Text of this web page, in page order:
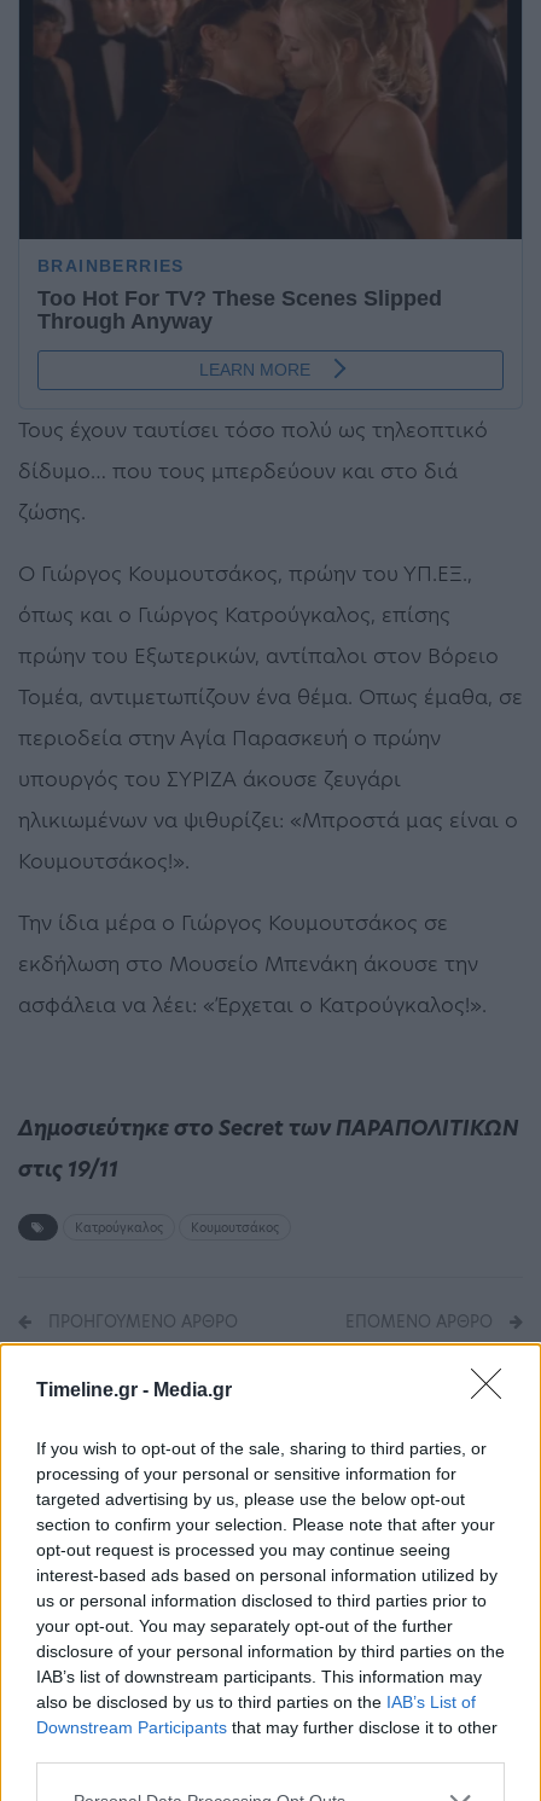
Timeline.gr - Media.gr
If you wish to opt-out of the sale, sharing to third parties, or
processing of your personal or sensitive information for
targeted advertising by us, please use the below opt-out
section to confirm your selection. Please note that after your
opt-out request is processed you may continue seeing
interest-based ads based on personal information utilized by
us or personal information disclosed to third parties prior to
your opt-out. You may separately opt-out of the further
disclosure of your personal information by third parties on the
IAB’s list of downstream participants. This information may
also be disclosed by us to third parties on the IAB’s List of
Downstream Participants that may further disclose it to other
Τους έχουν ταυτίσει τόσο πολύ ως τηλεοπτικό
δίδυμο… που τους μπερδεύουν και στο διά
ζώσης.
Ο Γιώργος Κουμουτσάκος, πρώην του ΥΠ.ΕΞ.,
όπως και ο Γιώργος Κατρούγκαλος, επίσης
πρώην του Εξωτερικών, αντίπαλοι στον Βόρειο
Τομέα, αντιμετωπίζουν ένα θέμα. Οπως έμαθα, σε
περιοδεία στην Αγία Παρασκευή ο πρώην
υπουργός του ΣΥΡΙΖΑ άκουσε ζευγάρι
ηλικιωμένων να ψιθυρίζει: «Μπροστά μας είναι ο
Κουμουτσάκος!».
Την ίδια μέρα ο Γιώργος Κουμουτσάκος σε
εκδήλωση στο Μουσείο Μπενάκη άκουσε την
ασφάλεια να λέει: «Έρχεται ο Κατρούγκαλος!».
Δημοσιεύτηκε στο Secret των ΠΑΡΑΠΟΛΙΤΙΚΩΝ
στις 19/11
Κατρούγκαλος Κουμουτσάκος
ΠΡΟΗΓΟΎΜΕΝΟ ΆΡΘΡΟ
Κολωνός: Ελεύθερος ο
39χρονος που είχε
συλληφθεί
ΕΠΌΜΕΝΟ ΆΡΘΡΟ
Εκτεταμένα επεισόδια
στην Κίνα – Ξεσηκώθηκαν
οι εργαζόμενοι στο
iPhone παγκοσμίως
Μπορεί επίσης να σε ενδιαφέρει
ΠΑΡΑΠΟΛΙΤΙΚΆ
«Λύγισε» ο Άκης
SHOWBIZ
Η αποκάλυψη του